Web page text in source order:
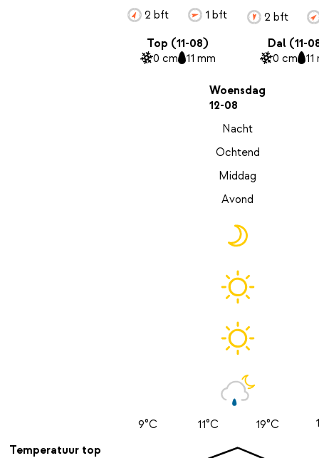
Temperatuur top
2 bft 1 bft
2 bft
Top (11-08)
0 cm 11 mm
Dal (11-
0 cm 11
Woensdag
12-08
Nacht
Ochtend
Middag
Avond
9°C 11°C 19°C